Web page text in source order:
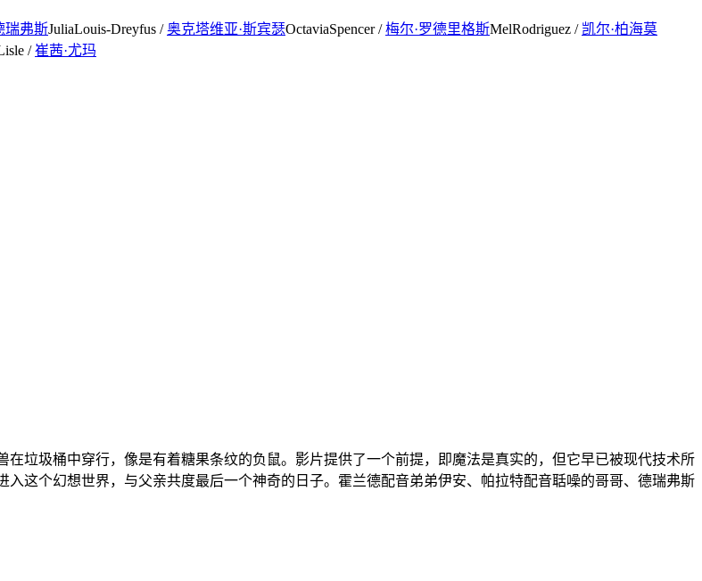
瑞弗斯JuliaLouis-Dreyfus /奥克塔维亚·斯宾瑟OctaviaSpencer /梅尔·罗德里格斯MelRodriguez / 凯尔·柏海莫
/崔茜·尤玛
圾桶中穿行，像是有着糖果条纹的负鼠。影片提供了一个前提，即魔法是真实的，但它早已被现代技术所
这个幻想世界，与父亲共度最后一个神奇的日子。霍兰德配音弟弟伊安、帕拉特配音聒噪的哥哥、德瑞弗斯